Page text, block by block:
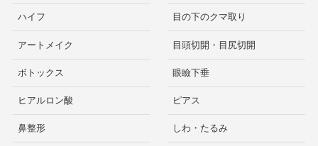
ハイフ
アートメイク
ボトックス
ヒアルロン酸
鼻整形
目の下のクマ取り
目頭切開・目尻切開
眼瞼下垂
ピアス
しわ・たるみ